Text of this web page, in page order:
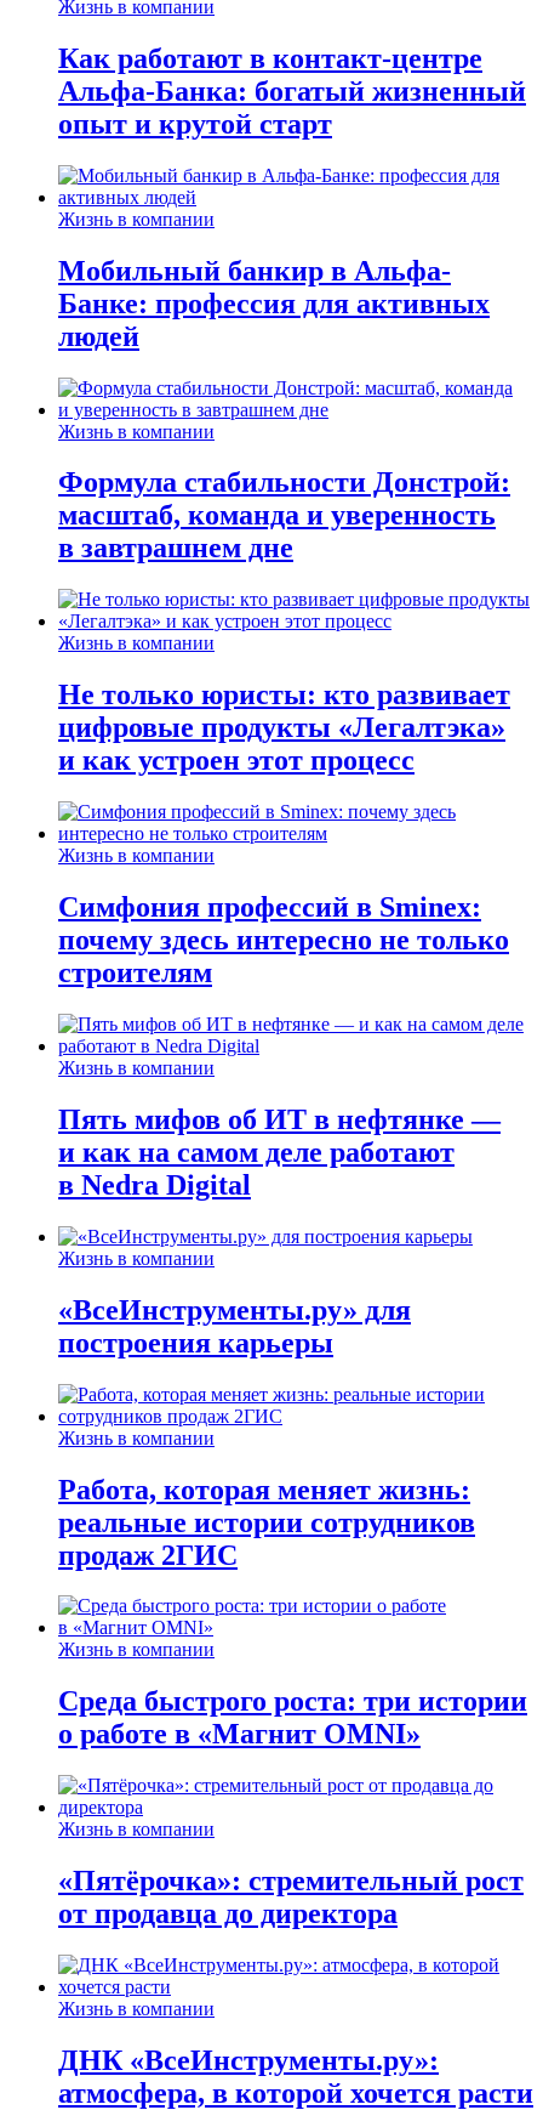
Жизнь в компании
Как работают в контакт-центре
Альфа-Банка: богатый жизненный
опыт и крутой старт
Жизнь в компании
Мобильный банкир в Альфа-
Банке: профессия для активных
людей
Жизнь в компании
Формула стабильности Донстрой:
масштаб, команда и уверенность
в завтрашнем дне
Жизнь в компании
Не только юристы: кто развивает
цифровые продукты «Легалтэка»
и как устроен этот процесс
Жизнь в компании
Симфония профессий в Sminex:
почему здесь интересно не только
строителям
Жизнь в компании
Пять мифов об ИТ в нефтянке —
и как на самом деле работают
в Nedra Digital
Жизнь в компании
«ВсеИнструменты.ру» для
построения карьеры
Жизнь в компании
Работа, которая меняет жизнь:
реальные истории сотрудников
продаж 2ГИС
Жизнь в компании
Среда быстрого роста: три истории
о работе в «Магнит OMNI»
Жизнь в компании
«Пятёрочка»: стремительный рост
от продавца до директора
Жизнь в компании
ДНК «ВсеИнструменты.ру»:
атмосфера, в которой хочется расти